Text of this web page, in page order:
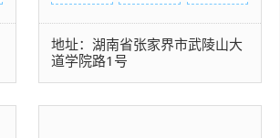
地址：湖南省张家界市武陵山大
道学院路1号